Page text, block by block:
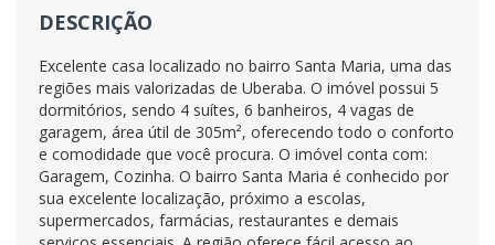
DESCRIÇÃO
Excelente casa localizado no bairro Santa Maria, uma das
regiões mais valorizadas de Uberaba. O imóvel possui 5
dormitórios, sendo 4 suítes, 6 banheiros, 4 vagas de
garagem, área útil de 305m², oferecendo todo o conforto
e comodidade que você procura. O imóvel conta com:
Garagem, Cozinha. O bairro Santa Maria é conhecido por
sua excelente localização, próximo a escolas,
supermercados, farmácias, restaurantes e demais